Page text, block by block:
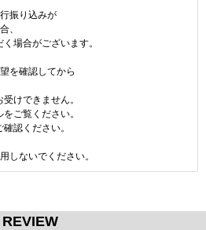
振り込みが
、
場合がございます。
を確認してから
けできません。
ご覧ください。
認ください。
しないでください。
REVIEW